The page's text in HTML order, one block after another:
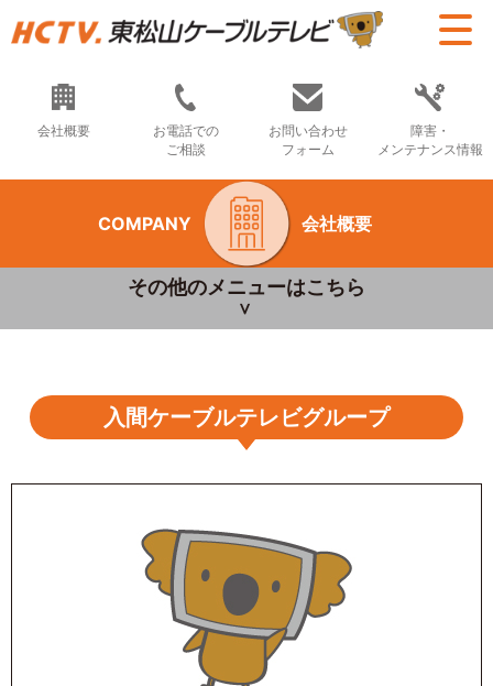
会社概要
お電話での
ご相談
お問い合わせ
フォーム
障害・
メンテナンス情報
COMPANY 会社概要
その他のメニューはこちら
入間ケーブルテレビグループ